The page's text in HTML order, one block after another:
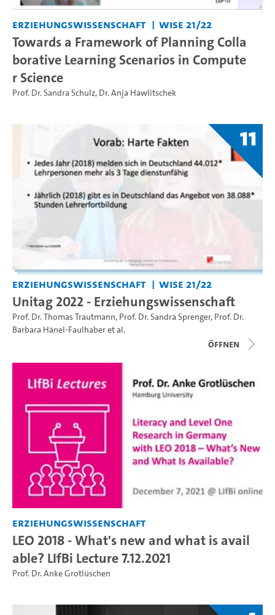
Erziehungswissenschaft WiSe 21/22
Towards a Framework of Planning Colla
borative Learning Scenarios in Compute
r Science
Prof. Dr. Sandra Schulz, Dr. Anja Hawlitschek
11
Erziehungswissenschaft WiSe 21/22
Unitag 2022 - Erziehungswissenschaft
Prof. Dr. Thomas Trautmann, Prof. Dr. Sandra Sprenger, Prof. Dr.
Barbara Hänel-Faulhaberet al.
Öffnen
Erziehungswissenschaft
LEO 2018 - What's new and what is avail
able? LIfBi Lecture 7.12.2021
Prof. Dr. Anke Grotlüschen